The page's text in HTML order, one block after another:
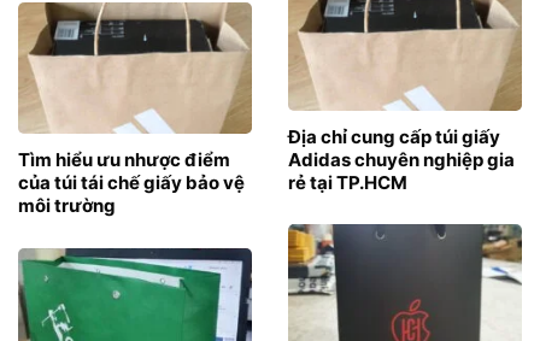
Địa chỉ cung cấp túi giấy
Adidas chuyên nghiệp gia
rẻ tại TP.HCM
Tìm hiểu ưu nhược điểm
của túi tái chế giấy bảo vệ
môi trường